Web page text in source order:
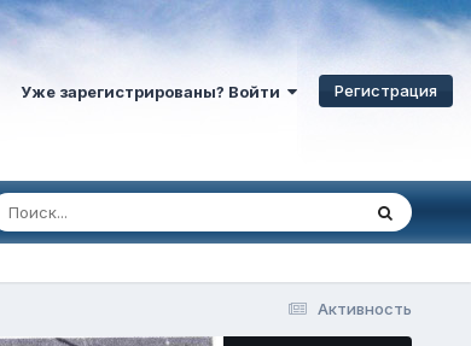
Уже зарегистрированы? Войти Регистрация
Активность